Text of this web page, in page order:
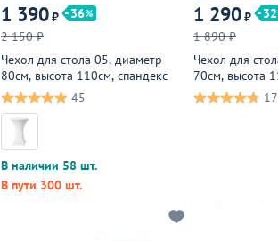
1 390₽
36
2 150 ₽
Чехол для стола 05, диаметр
80см, высота 110см, спандекс
45
В наличии 58 шт.
В пути 300 шт.
1 290₽
32
1 890 ₽
Чехол для
70см, высота
17